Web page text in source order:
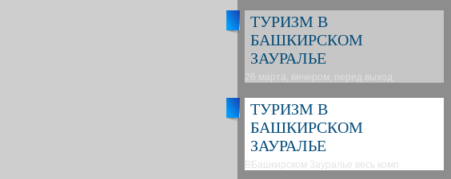
ТУРИЗМ В
БАШКИРСКОМ
ЗАУРАЛЬЕ
26 марта, вечером, перед выход
ТУРИЗМ В
БАШКИРСКОМ
ЗАУРАЛЬЕ
ВБашкирском Зауралье весь комп